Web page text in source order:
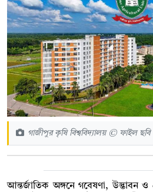
গাজীপুর কৃষি বিশ্ববিদ্যালয় © ফাইল ছবি
আন্তর্জাতিক অঙ্গনে গবেষণা, উদ্ভাবন ও